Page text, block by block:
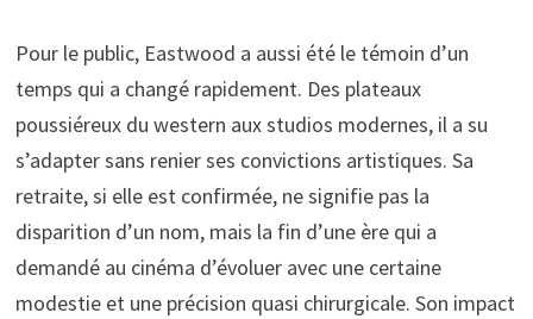
Pour le public, Eastwood a aussi été le témoin d’un
temps qui a changé rapidement. Des plateaux
poussiéreux du western aux studios modernes, il a su
s’adapter sans renier ses convictions artistiques. Sa
retraite, si elle est confirmée, ne signifie pas la
disparition d’un nom, mais la fin d’une ère qui a
demandé au cinéma d’évoluer avec une certaine
modestie et une précision quasi chirurgicale. Son impact